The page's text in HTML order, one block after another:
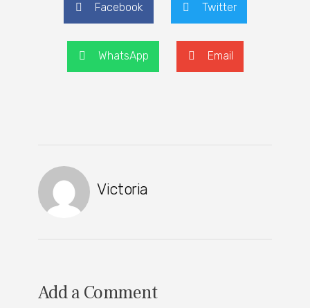
Facebook Twitter
WhatsApp Email
Victoria
Add a Comment